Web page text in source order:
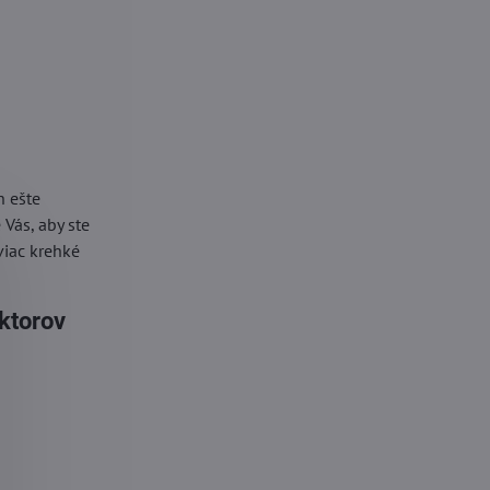
ešte
aby ste
krehké